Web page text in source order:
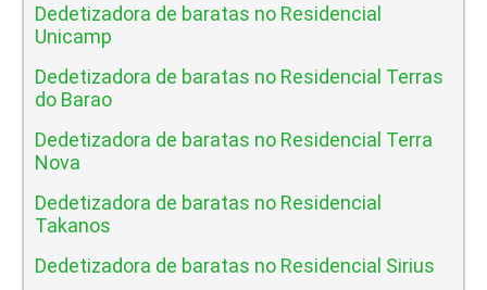
Dedetizadora de baratas no Residencial
Unicamp
Dedetizadora de baratas no Residencial Terras
do Barao
Dedetizadora de baratas no Residencial Terra
Nova
Dedetizadora de baratas no Residencial
Takanos
Dedetizadora de baratas no Residencial Sirius